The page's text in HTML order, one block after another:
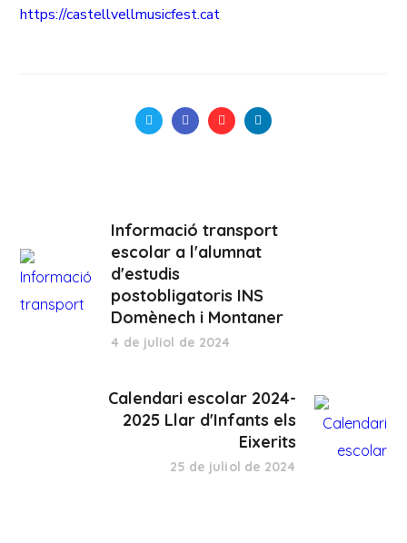
https://castellvellmusicfest.cat
Informació transport
escolar a l'alumnat
d'estudis
postobligatoris INS
Domènech i Montaner
4 de juliol de 2024
Calendari escolar 2024-
2025 Llar d'Infants els
Eixerits
25 de juliol de 2024